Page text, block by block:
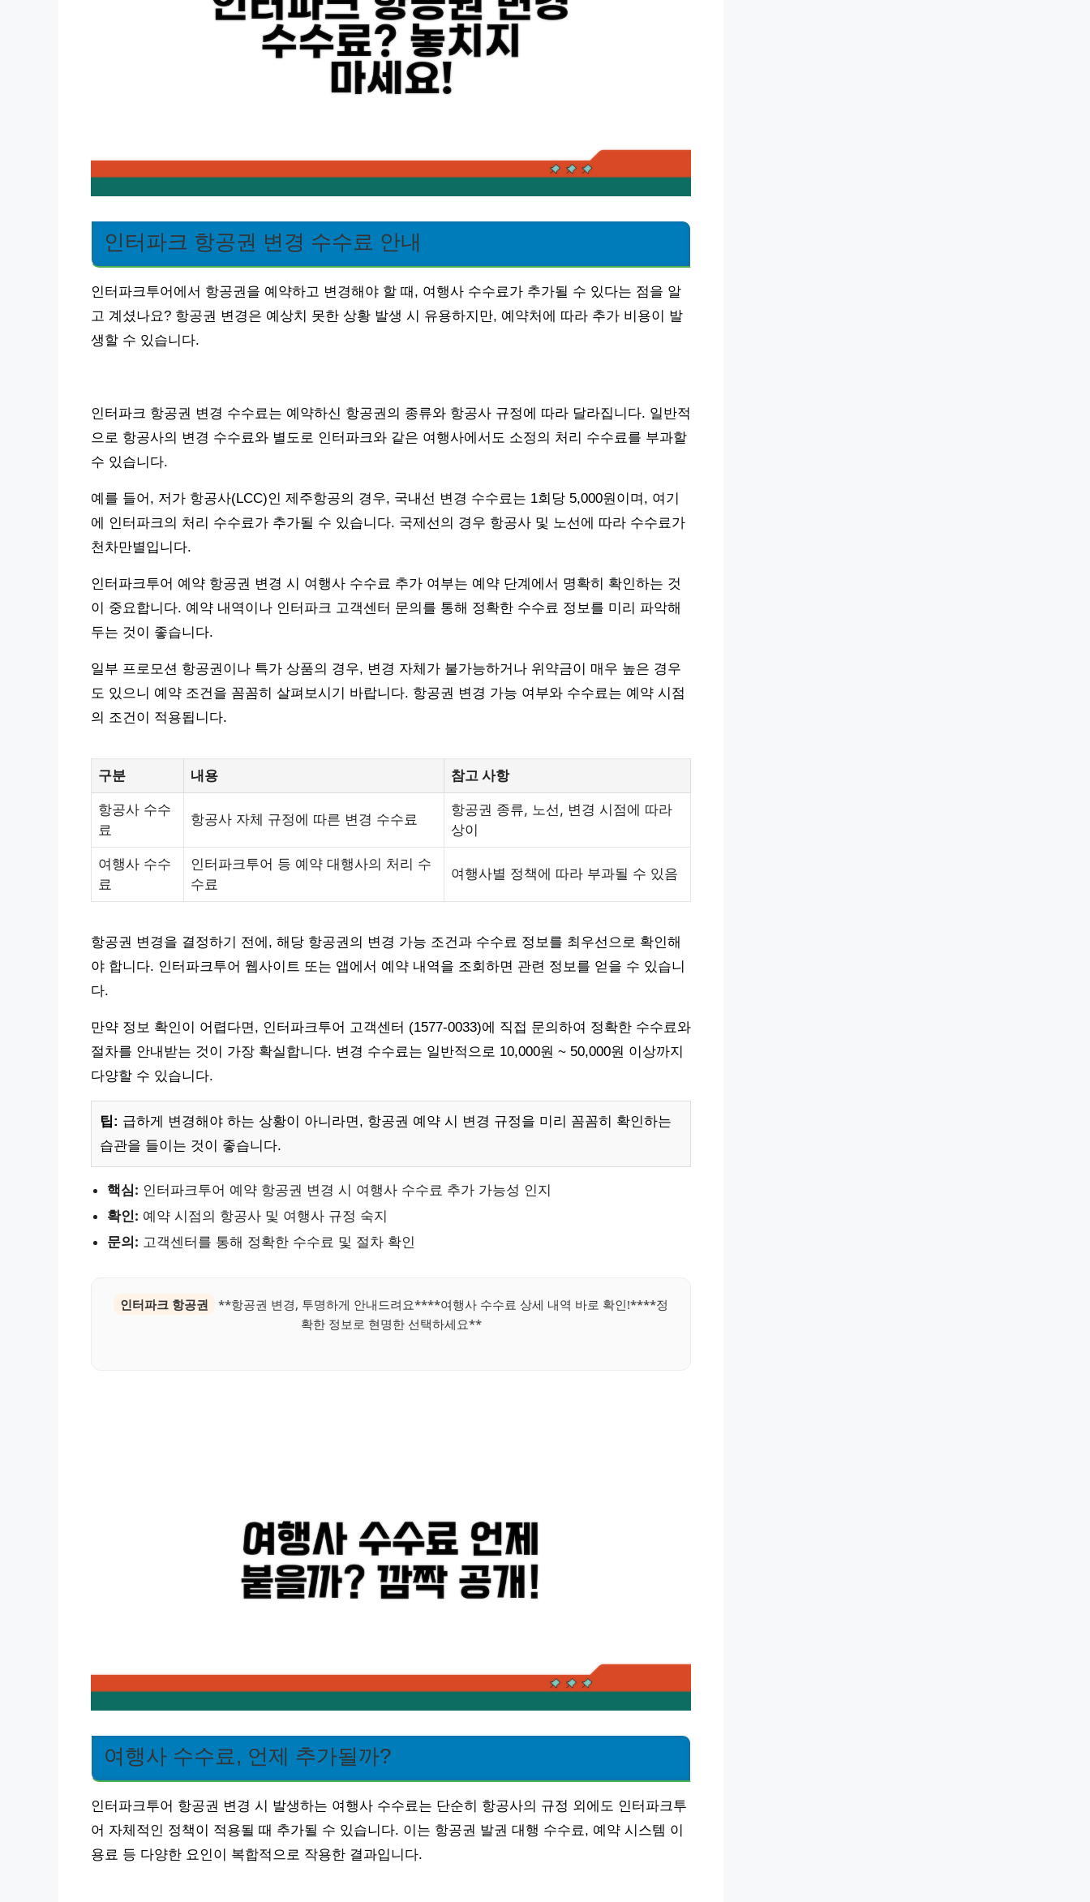
인터파크 항공권 변경 수수료 안내
인터파크투어에서 항공권을 예약하고 변경해야 할 때, 여행사 수수료가 추가될 수 있다는 점을 알
고 계셨나요? 항공권 변경은 예상치 못한 상황 발생 시 유용하지만, 예약처에 따라 추가 비용이 발
생할 수 있습니다.
인터파크 항공권 변경 수수료는 예약하신 항공권의 종류와 항공사 규정에 따라 달라집니다. 일반적
으로 항공사의 변경 수수료와 별도로 인터파크와 같은 여행사에서도 소정의 처리 수수료를 부과할
수 있습니다.
예를 들어, 저가 항공사(LCC)인 제주항공의 경우, 국내선 변경 수수료는 1회당 5,000원이며, 여기
에 인터파크의 처리 수수료가 추가될 수 있습니다. 국제선의 경우 항공사 및 노선에 따라 수수료가
천차만별입니다.
인터파크투어 예약 항공권 변경 시 여행사 수수료 추가 여부는 예약 단계에서 명확히 확인하는 것
이 중요합니다. 예약 내역이나 인터파크 고객센터 문의를 통해 정확한 수수료 정보를 미리 파악해
두는 것이 좋습니다.
일부 프로모션 항공권이나 특가 상품의 경우, 변경 자체가 불가능하거나 위약금이 매우 높은 경우
도 있으니 예약 조건을 꼼꼼히 살펴보시기 바랍니다. 항공권 변경 가능 여부와 수수료는 예약 시점
의 조건이 적용됩니다.
구분 내용 참고 사항
항공사 수수
료
항공사 자체 규정에 따른 변경 수수료
항공권 종류, 노선, 변경 시점에 따라
상이
여행사 수수
료
인터파크투어 등 예약 대행사의 처리 수
수료
여행사별 정책에 따라 부과될 수 있음
항공권 변경을 결정하기 전에, 해당 항공권의 변경 가능 조건과 수수료 정보를 최우선으로 확인해
야 합니다. 인터파크투어 웹사이트 또는 앱에서 예약 내역을 조회하면 관련 정보를 얻을 수 있습니
다.
만약 정보 확인이 어렵다면, 인터파크투어 고객센터 (1577-0033)에 직접 문의하여 정확한 수수료와
절차를 안내받는 것이 가장 확실합니다. 변경 수수료는 일반적으로 10,000원 ~ 50,000원 이상까지
다양할 수 있습니다.
팁: 급하게 변경해야 하는 상황이 아니라면, 항공권 예약 시 변경 규정을 미리 꼼꼼히 확인하는
습관을 들이는 것이 좋습니다.
핵심: 인터파크투어 예약 항공권 변경 시 여행사 수수료 추가 가능성 인지
확인: 예약 시점의 항공사 및 여행사 규정 숙지
문의: 고객센터를 통해 정확한 수수료 및 절차 확인
인터파크 항공권
**항공권 변경, 투명하게 안내드려요****여행사 수수료 상세 내역 바로 확인!****정
확한 정보로 현명한 선택하세요**
여행사 수수료, 언제 추가될까?
인터파크투어 항공권 변경 시 발생하는 여행사 수수료는 단순히 항공사의 규정 외에도 인터파크투
어 자체적인 정책이 적용될 때 추가될 수 있습니다. 이는 항공권 발권 대행 수수료, 예약 시스템 이
용료 등 다양한 요인이 복합적으로 작용한 결과입니다.